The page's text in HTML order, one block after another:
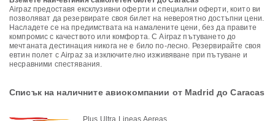
Airpaz предоставя ексклузивни оферти и специални оферти, които ви
позволяват да резервирате своя билет на невероятно достъпни цени.
Насладете се на предимствата на намалените цени, без да правите
компромис с качеството или комфорта. С Airpaz пътуването до
мечтаната дестинация никога не е било по-лесно. Резервирайте своя
евтин полет с Airpaz за изключително изживяване при пътуване и
несравними спестявания.
Списък на наличните авиокомпании от Madrid до Caracas
Plus Ultra Lineas Aereas